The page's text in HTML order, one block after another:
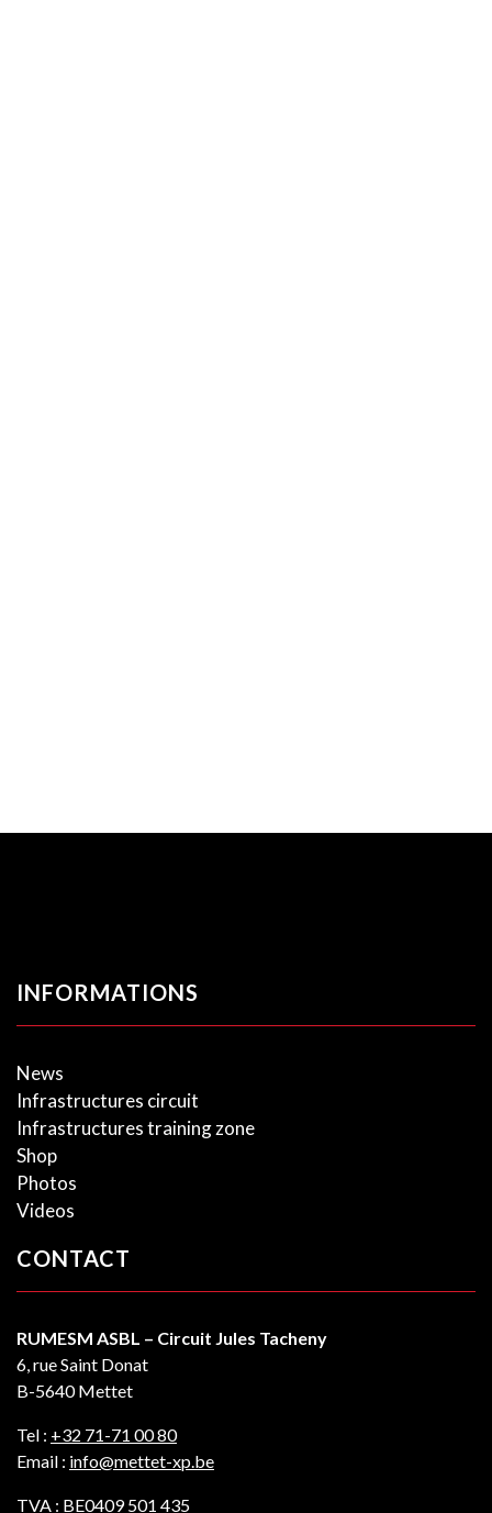
INFORMATIONS
News
Infrastructures circuit
Infrastructures training zone
Shop
Photos
Videos
CONTACT
RUMESM ASBL – Circuit Jules Tacheny
6, rue Saint Donat
B-5640 Mettet
Tel : +32 71-71 00 80
Email : info@mettet-xp.be
TVA : BE0409 501 435